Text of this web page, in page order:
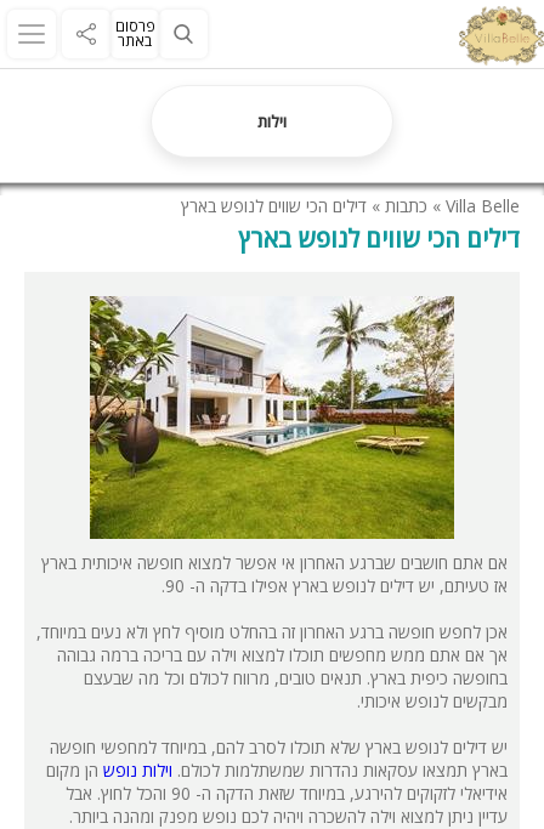
פרסום
באתר
וילות
Villa Belle
» כתבות » דילים הכי שווים לנופש בארץ
דילים הכי שווים לנופש בארץ
אם אתם חושבים שברגע האחרון אי אפשר למצוא חופשה איכותית בארץ
אז טעיתם, יש דילים לנופש בארץ אפילו בדקה ה- 90.
אכן לחפש חופשה ברגע האחרון זה בהחלט מוסיף לחץ ולא נעים במיוחד,
אך אם אתם ממש מחפשים תוכלו למצוא וילה עם בריכה ברמה גבוהה
בחופשה כיפית בארץ. תנאים טובים, מרווח לכולם וכל מה שבעצם
מבקשים לנופש איכותי.
יש דילים לנופש בארץ שלא תוכלו לסרב להם, במיוחד למחפשי חופשה
בארץ תמצאו עסקאות נהדרות שמשתלמות לכולם. וילות נופש הן מקום
אידיאלי לזקוקים להירגע, במיוחד שזאת הדקה ה- 90 והכל לחוץ. אבל
עדיין ניתן למצוא וילה להשכרה ויהיה לכם נופש מפנק ומהנה ביותר.